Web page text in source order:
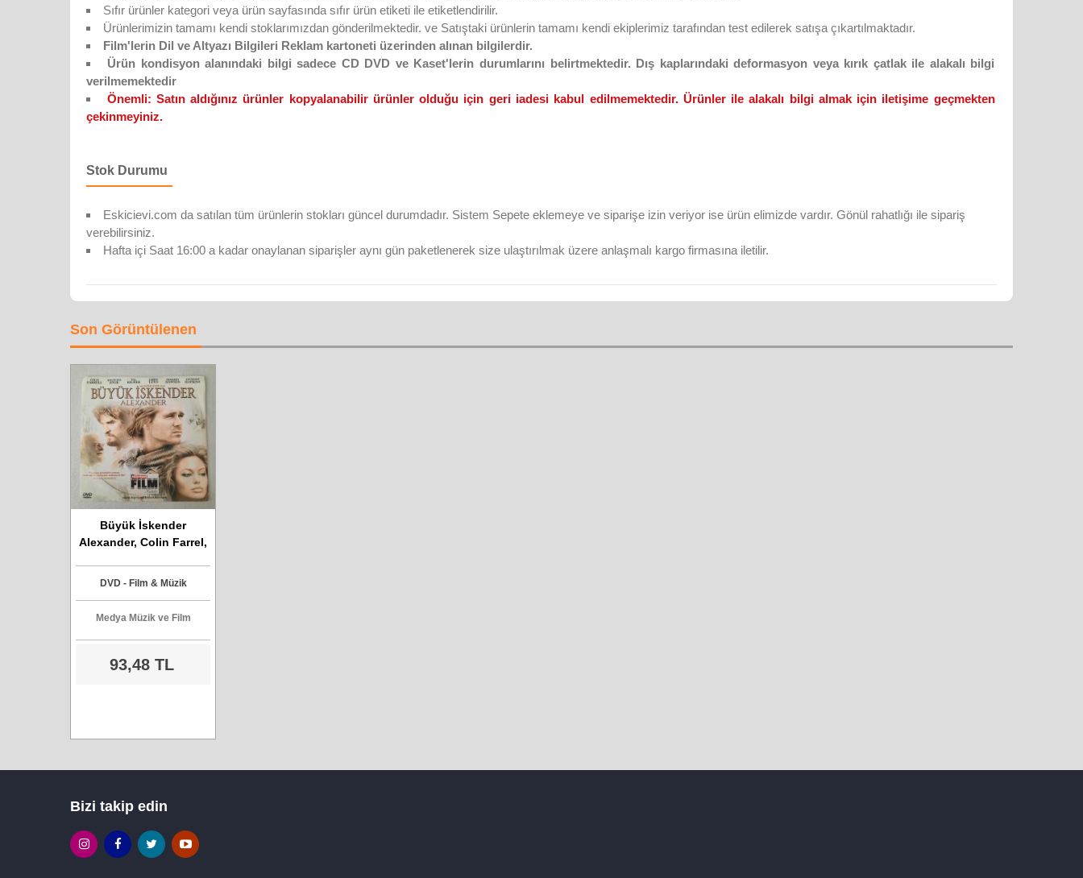
Sıfır ürünler kategori veya ürün sayfasında sıfır ürün etiketi ile etiketlendirilir.
Ürünlerimizin tamamı kendi stoklarımızdan gönderilmektedir. ve Satıştaki ürünlerin tamamı kendi ekiplerimiz tarafından test edilerek satışa çıkartılmaktadır.
Film'lerin Dil ve Altyazı Bilgileri Reklam kartoneti üzerinden alınan bilgilerdir.
Ürün kondisyon alanındaki bilgi sadece CD DVD ve Kaset'lerin durumlarını belirtmektedir. Dış kaplarındaki deformasyon veya kırık çatlak ile alakalı bilgi
verilmemektedir
Önemli: Satın aldığınız ürünler kopyalanabilir ürünler olduğu için geri iadesi kabul edilmemektedir. Ürünler ile alakalı bilgi almak için iletişime geçmekten
çekinmeyiniz.
Stok Durumu
Eskicievi.com da satılan tüm ürünlerin stokları güncel durumdadır. Sistem Sepete eklemeye ve siparişe izin veriyor ise ürün elimizde vardır. Gönül rahatlığı ile sipariş
verebilirsiniz.
Hafta içi Saat 16:00 a kadar onaylanan siparişler aynı gün paketlenerek size ulaştırılmak üzere anlaşmalı kargo firmasına iletilir.
Son Görüntülenen
Büyük İskender
Alexander, Colin Farrel,
DVD - Film & Müzik
Medya Müzik ve Film
93,48 TL
Bizi takip edin